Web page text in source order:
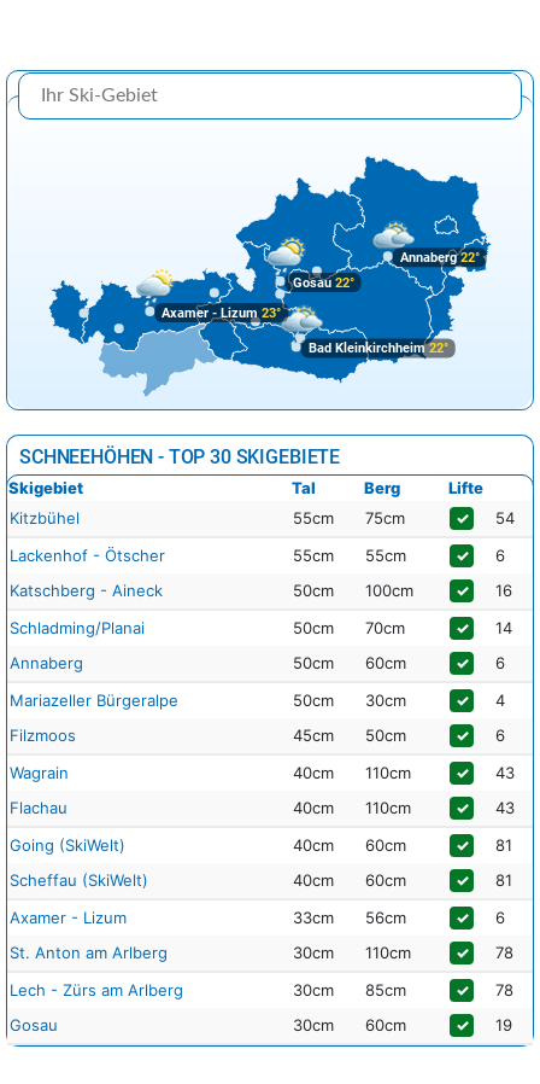
Bad Kleinkirchheim22°
Annaberg22°
Axamer - Lizum 23°
Gosau22°
SCHNEEHÖHEN - TOP 30 SKIGEBIETE
Skigebiet Tal Berg
Lifte
Kitzbühel
55cm 75cm ✓
54
Lackenhof - Ötscher
55cm 55cm ✓
6
Katschberg - Aineck
50cm 100cm ✓
16
Schladming/Planai
50cm 70cm ✓
14
Annaberg
50cm 60cm ✓
6
Mariazeller Bürgeralpe
50cm 30cm ✓
4
Filzmoos
45cm 50cm ✓
6
Wagrain
40cm 110cm ✓
43
Flachau
40cm 110cm ✓
43
Going (SkiWelt)
40cm 60cm ✓
81
Scheffau (SkiWelt)
40cm 60cm ✓
81
Axamer - Lizum
33cm 56cm ✓
6
St. Anton am Arlberg
30cm 110cm ✓
78
Lech - Zürs am Arlberg
30cm 85cm ✓
78
Gosau
30cm 60cm ✓ 19